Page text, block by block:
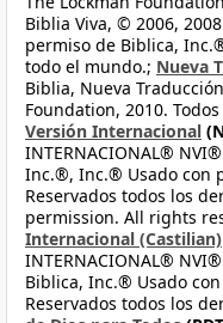
Biblia Viva, © 2006,
permiso de Biblica,
todo el mundo.; Nueva
Biblia, Nueva
Foundation, 2010.
Versión Internacional
INTERNACIONAL®
Inc.®, Inc.® Usado con
Reservados todos los
permission. All rights
Internacional (Castilian)
INTERNACIONAL®
Biblica, Inc.® Usado
Reservados todos los